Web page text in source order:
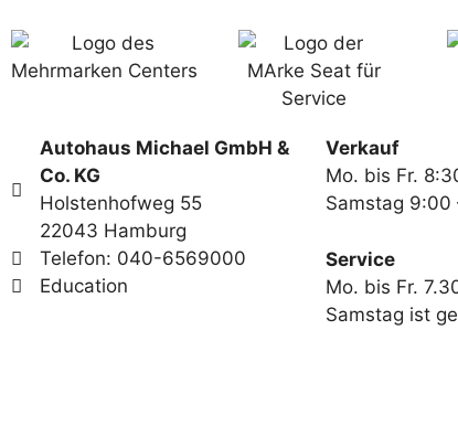
Autohaus Michael GmbH &
Co. KG
Holstenhofweg 55
22043 Hamburg
Telefon: 040-6569000
Education
Verkauf
Mo. bis Fr.
Samstag 9:00
Service
Mo. bis Fr.
Samstag ist